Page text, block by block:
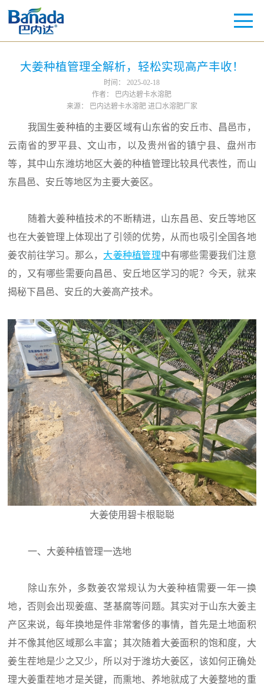
大姜种植管理全解析，轻松实现高产丰收！
时间：
2025-02-18
作者：
巴内达碧卡水溶肥
来源：
巴内达碧卡水溶肥 进口水溶肥厂家
我国生姜种植的主要区域有山东省的安丘市、昌邑市，
云南省的罗平县、文山市，以及贵州省的镇宁县、盘州市
等，其中山东潍坊地区大姜的种植管理比较具代表性，而山
东昌邑、安丘等地区为主要大姜区。
随着大姜种植技术的不断精进，山东昌邑、安丘等地区
也在大姜管理上体现出了引领的优势，从而也吸引全国各地
姜农前往学习。那么， 大姜种植管理中有哪些需要我们注意
的，又有哪些需要向昌邑、安丘地区学习的呢？今天，就来
揭秘下昌邑、安丘的大姜高产技术。
大姜使用碧卡根聪聪
一、大姜种植管理一选地
除山东外，多数姜农常规认为大姜种植需要一年一换
地，否则会出现姜瘟、茎基腐等问题。其实对于山东大姜主
产区来说，每年换地是件非常奢侈的事情，首先是土地面积
并不像其他区域那么丰富；其次随着大姜面积的饱和度，大
姜生茬地是少之又少，所以对于潍坊大姜区，该如何正确处
理大姜重茬地才是关键，而熏地、养地就成了大姜整地的重